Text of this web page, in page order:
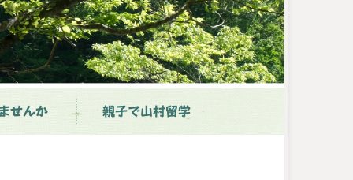
せんか 親子で山村留学